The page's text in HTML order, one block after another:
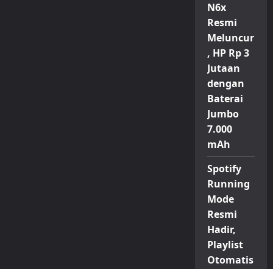
N6x
Resmi
Meluncur
, HP Rp 3
Jutaan
dengan
Baterai
Jumbo
7.000
mAh
Spotify
Running
Mode
Resmi
Hadir,
Playlist
Otomatis